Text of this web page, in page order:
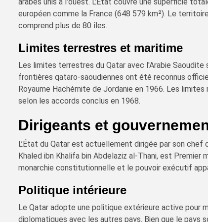
européen comme la France (648 579 km²). Le
comprend plus de 80 îles.
Limites terrestres et maritime
Les limites terrestres du Qatar avec l'Arabie
frontières qataro-saoudiennes ont été reconnus
Royaume Hachémite de Jordanie en 1966. Les
selon les accords conclus en 1968.
Dirigeants et
L’État du Qatar est actuellement dirigée par son chef
Khaled ibn Khalifa bin Abdelaziz al-Thani, est
monarchie constitutionnelle et le pouvoir exécutif
Politique intérieure
Le Qatar adopte une politique extérieure active pour
diplomatiques avec les autres pays. Bien que le pays